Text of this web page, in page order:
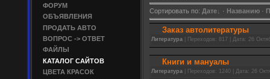
ФОРУМ
ОБЪЯВЛЕНИЯ
ПРОДАТЬ АВТО
ВОПРОС -> ОТВЕТ
ФАЙЛЫ
КАТАЛОГ САЙТОВ
ЦВЕТА КРАСОК
Сортировать по: Дате · Названию ·
Заказ автолитературы
Литература Переходов: 817 Дата: 26
Книги и мануалы
Литература Переходов: 1240 Дата: 26